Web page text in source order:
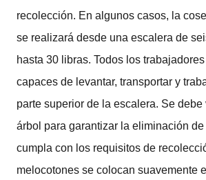
recolección. En algunos casos, la
se realizará desde una escalera de
hasta 30 libras. Todos los
capaces de levantar, transportar y
parte superior de la escalera. Se debe
árbol para garantizar la eliminación
cumpla con los requisitos de
melocotones se colocan suavemente